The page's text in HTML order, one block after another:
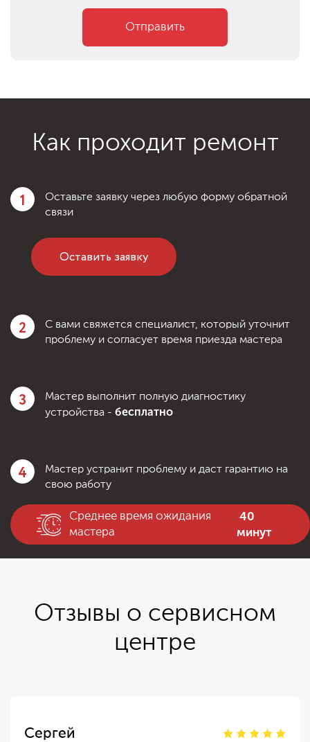
Отправить
Как проходит ремонт
1
Оставьте заявку через любую форму обратной
связи
Оставить заявку
2
С вами свяжется специалист, который уточнит
проблему и согласует время приезда мастера
3
Мастер выполнит полную диагностику
устройства - бесплатно
4
Мастер устранит проблему и даст гарантию на
свою работу
Среднее время ожидания
мастера
40
минут
Отзывы о сервисном
центре
Сергей